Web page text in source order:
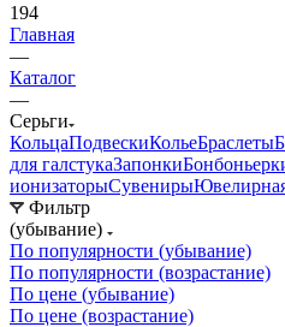
194
Главная
—
Каталог
—
Серьги
КольцаПодвескиКольеБраслеты
для галстукаЗапонки
ионизаторыCувениры
Фильтр
(убывание)
По популярности (убывание)
По популярности (возрастание)
По цене (убывание)
По цене (возрастание)